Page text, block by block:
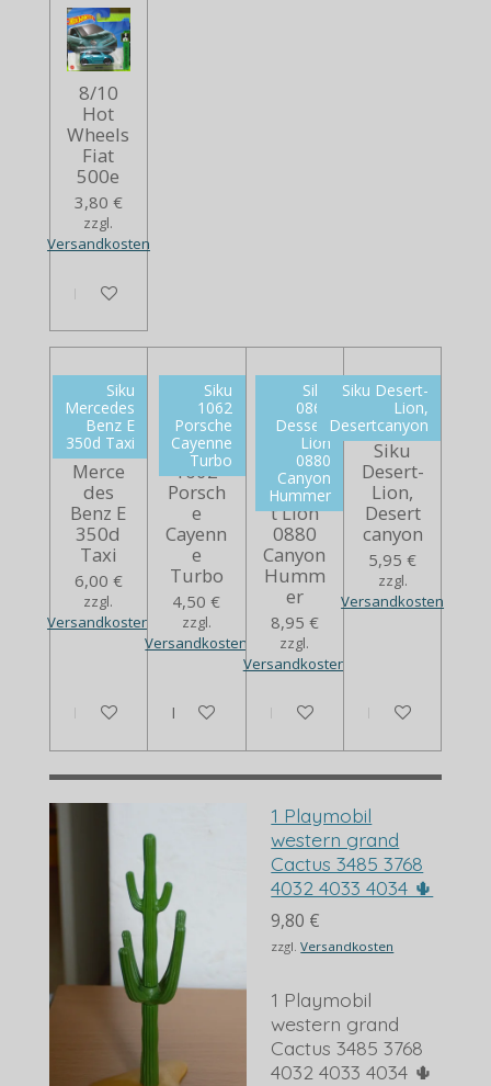
8/10
Hot
Wheels
Fiat
500e
3,80 €
zzgl.
Versandkosten
In den Warenkorb
Siku
Mercedes
Benz E
350d Taxi
Siku
Merce
des
Benz E
350d
Taxi
6,00 €
zzgl.
Versandkosten
In den Warenkorb
Siku
1062
Porsche
Cayenne
Turbo
Siku
1062
Porsch
e
Cayenn
e
Turbo
4,50 €
zzgl.
Versandkosten
In den Warenkorb
Siku
0869
Dessert
Lion
0880
Canyon
Hummer
Siku
0869
Desser
t Lion
0880
Canyon
Humm
er
8,95 €
zzgl.
Versandkosten
Bei Verfügbarkeit
Siku Desert-
Lion,
Desertcanyon
Siku
Desert-
Lion,
Desert
canyon
5,95 €
zzgl.
Versandkosten
Bei
1 Playmobil
western grand
Cactus 3485 3768
4032 4033 4034 🌵
9,80 €
zzgl.Versandkosten
1 Playmobil
western grand
Cactus 3485 3768
4032 4033 4034 🌵